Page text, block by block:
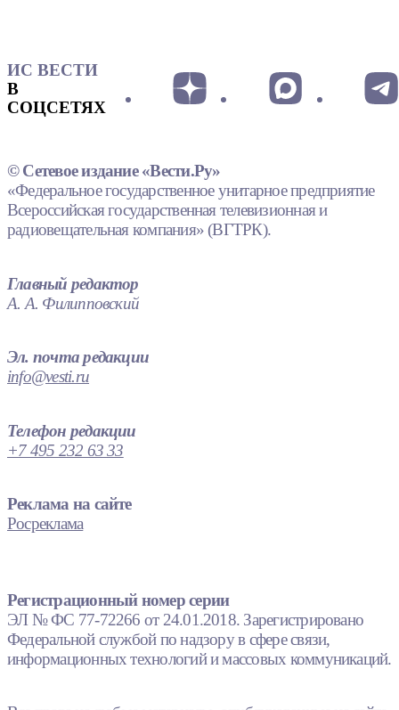
ИС ВЕСТИ
В
СОЦСЕТЯХ
© Сетевое издание «Вести.Ру»
«Федеральное государственное унитарное предприятие
Всероссийская государственная телевизионная и
радиовещательная компания» (ВГТРК).
Главный редактор
А. А. Филипповский
Эл. почта редакции
info@vesti.ru
Телефон редакции
+7 495 232 63 33
Реклама на сайте
Росреклама
Регистрационный номер серии
ЭЛ № ФС 77-72266 от 24.01.2018. Зарегистрировано
Федеральной службой по надзору в сфере связи,
информационных технологий и массовых коммуникаций.